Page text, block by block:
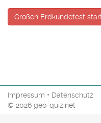
Großen Erdkundetest
Impressum • Datenschutz
© 2026 geo-quiz.net